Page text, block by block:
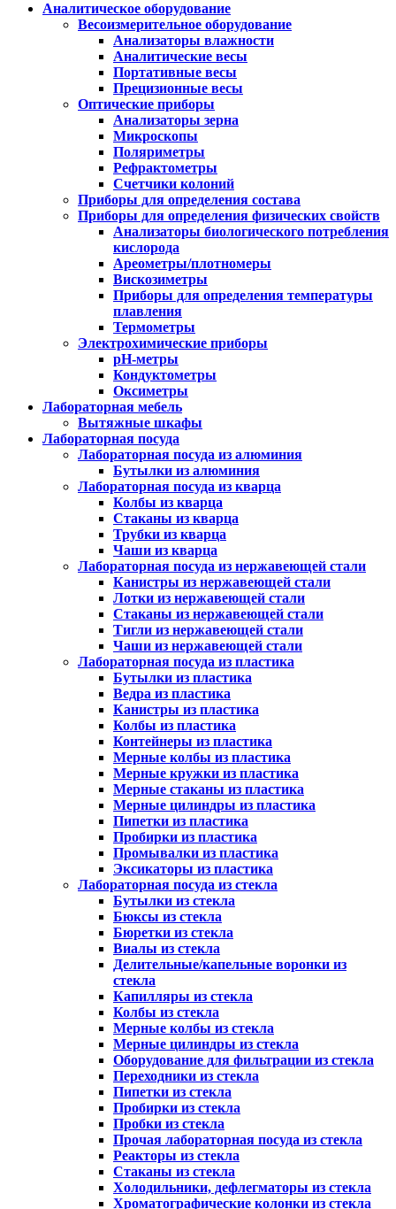
Аналитическое оборудование
Весоизмерительное оборудование
Анализаторы влажности
Аналитические весы
Портативные весы
Прецизионные весы
Оптические приборы
Анализаторы зерна
Микроскопы
Поляриметры
Рефрактометры
Счетчики колоний
Приборы для определения состава
Приборы для определения физических свойств
Анализаторы биологического потребления
кислорода
Ареометры/плотномеры
Вискозиметры
Приборы для определения температуры
плавления
Термометры
Электрохимические приборы
pH-метры
Кондуктометры
Оксиметры
Лабораторная мебель
Вытяжные шкафы
Лабораторная посуда
Лабораторная посуда из алюминия
Бутылки из алюминия
Лабораторная посуда из кварца
Колбы из кварца
Стаканы из кварца
Трубки из кварца
Чаши из кварца
Лабораторная посуда из нержавеющей стали
Канистры из нержавеющей стали
Лотки из нержавеющей стали
Стаканы из нержавеющей стали
Тигли из нержавеющей стали
Чаши из нержавеющей стали
Лабораторная посуда из пластика
Бутылки из пластика
Ведра из пластика
Канистры из пластика
Колбы из пластика
Контейнеры из пластика
Мерные колбы из пластика
Мерные кружки из пластика
Мерные стаканы из пластика
Мерные цилиндры из пластика
Пипетки из пластика
Пробирки из пластика
Промывалки из пластика
Эксикаторы из пластика
Лабораторная посуда из стекла
Бутылки из стекла
Бюксы из стекла
Бюретки из стекла
Виалы из стекла
Делительные/капельные воронки из
стекла
Капилляры из стекла
Колбы из стекла
Мерные колбы из стекла
Мерные цилиндры из стекла
Оборудование для фильтрации из стекла
Переходники из стекла
Пипетки из стекла
Пробирки из стекла
Пробки из стекла
Прочая лабораторная посуда из стекла
Реакторы из стекла
Стаканы из стекла
Холодильники, дефлегматоры из стекла
Хроматографические колонки из стекла